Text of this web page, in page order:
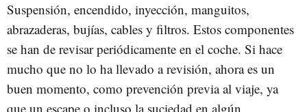
Suspensión, encendido, inyección, manguitos,
abrazaderas, bujías, cables y filtros. Estos componentes
se han de revisar periódicamente en el coche. Si hace
mucho que no lo ha llevado a revisión, ahora es un
buen momento, como prevención previa al viaje, ya
que un escape o incluso la suciedad en algún